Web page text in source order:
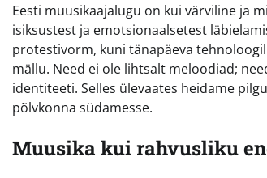
Eesti muusikaajalugu on kui värviline ja
isiksustest ja emotsionaalsetest
protestivorm, kuni tänapäeva
mällu. Need ei ole lihtsalt meloodiad;
identiteeti. Selles ülevaates heidame
põlvkonna südamesse.
Muusika kui rahvusliku